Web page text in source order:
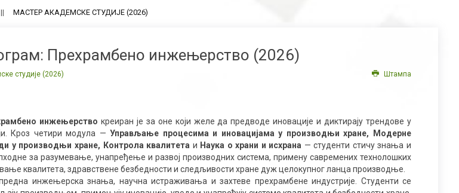
МАСТЕР АКАДЕМСКЕ СТУДИЈЕ (2026)
Прехрамбено инжењерство (2026)
студије (2026) Штампа
инжењерство креиран је за оне који желе да предводе иновације и диктирају трендове у
Кроз четири модула —Управљање процесима и иновацијама у производњи хране, Модерне
у производњи хране, Контрола квалитета и Наука о храни и исхрана — студенти стичу знања и
за разумевање, унапређење и развој производних система, примену савремених технолошких
квалитета, здравствене безбедности и следљивости хране дуж целокупног ланца производње.
инжењерска знања, научна истраживања и захтеве прехрамбене индустрије. Студенти се